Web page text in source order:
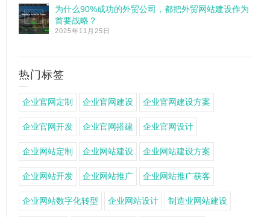
为什么90%成功的外贸公司，都把外贸网站建设作为
首要战略？
2025年11月25日
热门标签
企业官网定制 企业官网建设 企业官网建设方案
企业官网开发 企业官网搭建 企业官网设计
企业网站定制 企业网站建设 企业网站建设方案
企业网站开发 企业网站推广 企业网站推广获客
企业网站数字化转型 企业网站设计 制造业网站建设